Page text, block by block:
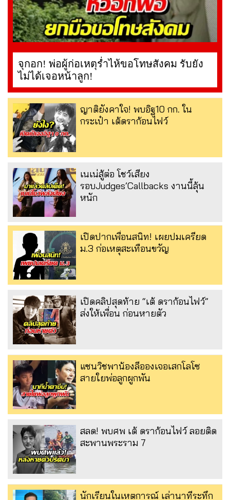
จุกอก! พ่อผู้ก่อเหตุร่ำไห้ขอโทษสังคม รับยัง
ไม่ได้เจอหน้าลูก!
ญาติยังคาใจ! พบอิฐ10 กก. ใน
กระเป๋า เต้ดราก้อนไฟว์
เนเน่สู้ต่อ โชว์เสียง
รอบJudges’Callbacks งานนี้ลุ้น
หนัก
เปิดปากเพื่อนสนิท! เผยปมเครียด
ม.3 ก่อเหตุสะเทือนขวัญ
เปิดคลิปสุดท้าย “เต้ ดราก้อนไฟว์”
ส่งให้เพื่อน ก่อนหายตัว
แซนวิชพาน้องลีอองเจอเสกโลโซ
สายใยพ่อลูกผูกพัน
สลด! พบศพ เต้ ดราก้อนไฟว์ ลอยติด
สะพานพระราม 7
นักเรียนในเหตุการณ์ เล่านาทีระทึก